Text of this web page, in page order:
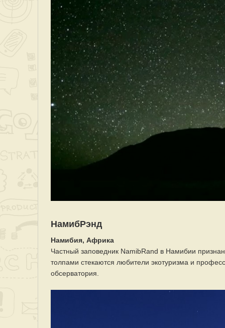
НамибРэнд
Намибия, Африка
Частный заповедник NamibRand в Намибии
толпами стекаются любители экотуризма и
обсерватория.